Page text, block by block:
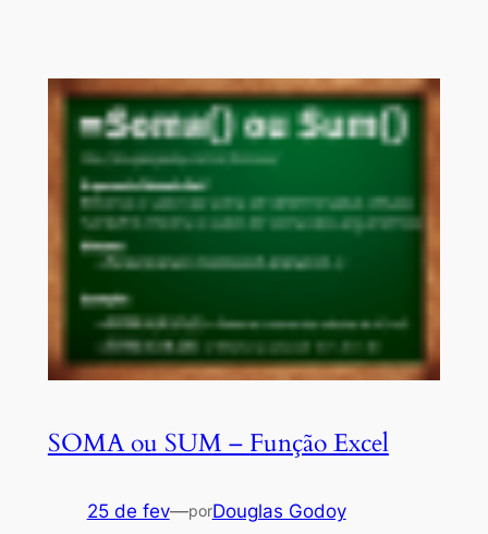
SOMA ou SUM – Função Excel
25 de fev—porDouglas Godoy